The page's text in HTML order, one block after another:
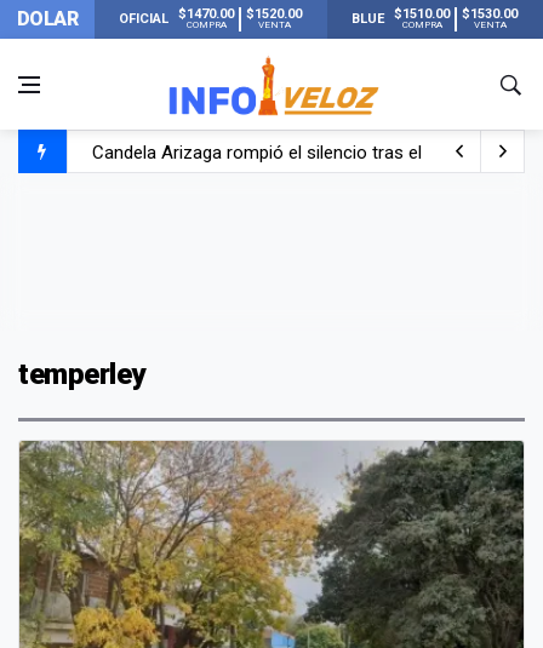
DOLAR OFICIAL $1470.00
COMPRA
$1520.00
VENTA BLUE $1510.00
COMPRA
$1530.00
VENTA
Candela Arizaga rompió el silencio tras el incidente con
temperley